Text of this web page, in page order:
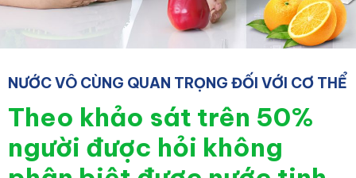
NƯỚC VÔ CÙNG QUAN TRỌNG ĐỐI VỚI CƠ THỂ
Theo khảo sát trên 50%
người được hỏi không